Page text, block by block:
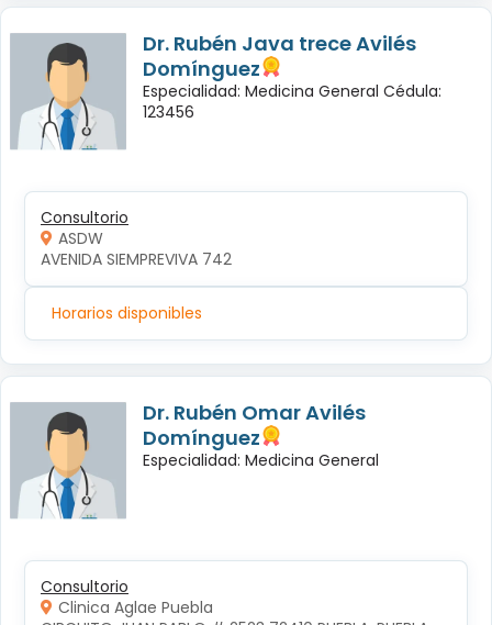
Dr. Rubén Java trece Avilés
Domínguez
Especialidad: Medicina General Cédula:
123456
Consultorio
ASDW
AVENIDA SIEMPREVIVA 742
Horarios disponibles
Dr. Rubén Omar Avilés
Domínguez
Especialidad: Medicina General
Consultorio
Clinica Aglae Puebla